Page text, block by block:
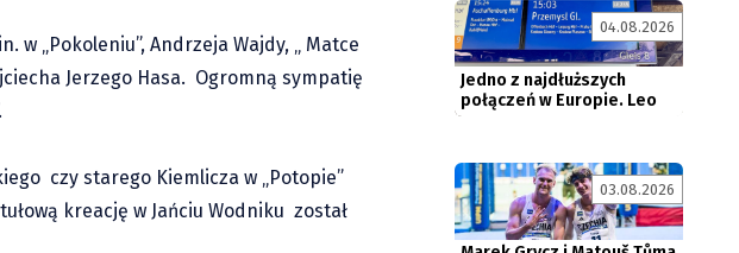
w „Pokoleniu”, Andrzeja Wajdy, „ Matce
Jerzego Hasa. Ogromną sympatię
czy starego Kiemlicza w „Potopie”
kreację w Jańciu Wodniku został
04.08.2026
Express...
03.08.2026